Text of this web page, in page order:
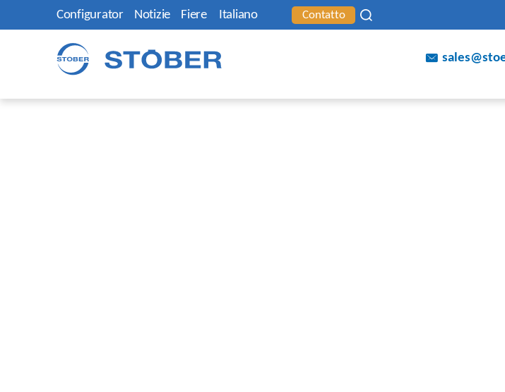
Configurator Notizie Fiere Italiano Contatto